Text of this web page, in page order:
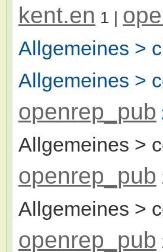
kent.en 1 |
Allgemeines >
Allgemeines >
openrep_pub
Allgemeines >
openrep_pub
Allgemeines >
openrep_pub